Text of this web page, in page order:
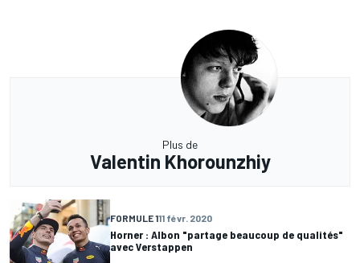
Plus de
Valentin Khorounzhiy
FORMULE 111 févr. 2020
Horner : Albon "partage beaucoup de qualités"
avec Verstappen